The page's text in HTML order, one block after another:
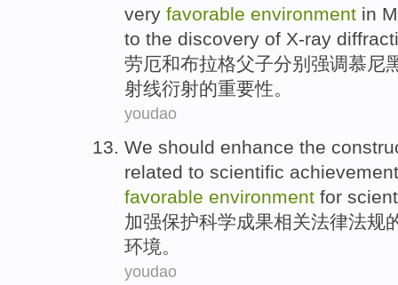
very favorable environment in
to the discovery of X-ray
劳厄和布拉格父子分别强调慕尼
射线衍射的重要性。
youdao
We should enhance the
related to scientific
favorable environment for
加强保护科学成果相关法律法规
环境 。
youdao